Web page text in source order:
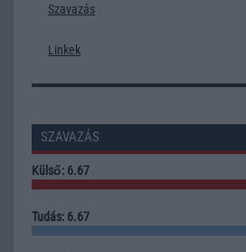
Szavazás
Linkek
SZAVAZÁS
Külső: 6.67
Tudás: 6.67